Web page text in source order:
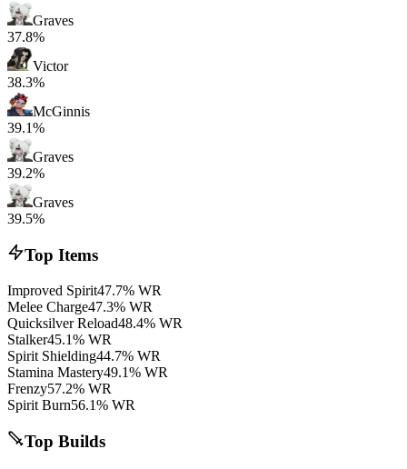
Graves
37.8%
Victor
38.3%
McGinnis
39.1%
Graves
39.2%
Graves
39.5%
Top Items
Improved Spirit47.7% WR
Melee Charge47.3% WR
Quicksilver Reload48.4% WR
Stalker45.1% WR
Spirit Shielding44.7% WR
Stamina Mastery49.1% WR
Frenzy57.2% WR
Spirit Burn56.1% WR
Top Builds